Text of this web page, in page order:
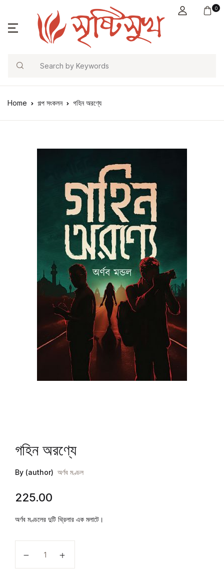
0
Search
Home গল্প সংকলন গহিন অরণ্যে
গহিন অরণ্যে
By (author) অর্ণব মণ্ডল
225.00
অর্ণব মণ্ডলের দুটি থ্রিলার এক মলাটে।